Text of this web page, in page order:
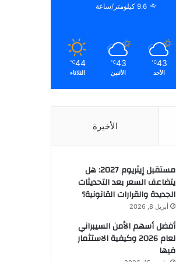
9.6 كيلومتر/ساعة
43
℃
الأحد
43
℃
الأثنين
44
℃
الثلاثاء
الأخيرة
مستقبل إيثريوم 2027: هل
يتضاعف السعر بعد التحديثات
الجديدة والقرارات القانونية؟
أبريل 8, 2026
أفضل أسهم الأمن السيبراني
لعام 2026 وكيفية الاستثمار
فيها